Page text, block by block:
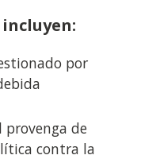
por
de
contra la